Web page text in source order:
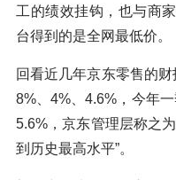
工的绩效挂钩，也与商
台得到的是全网最低价。
回看近几年京东零售的
8%、4%、4.6%，今年
5.6%，京东管理层称之
到历史最高水平”。